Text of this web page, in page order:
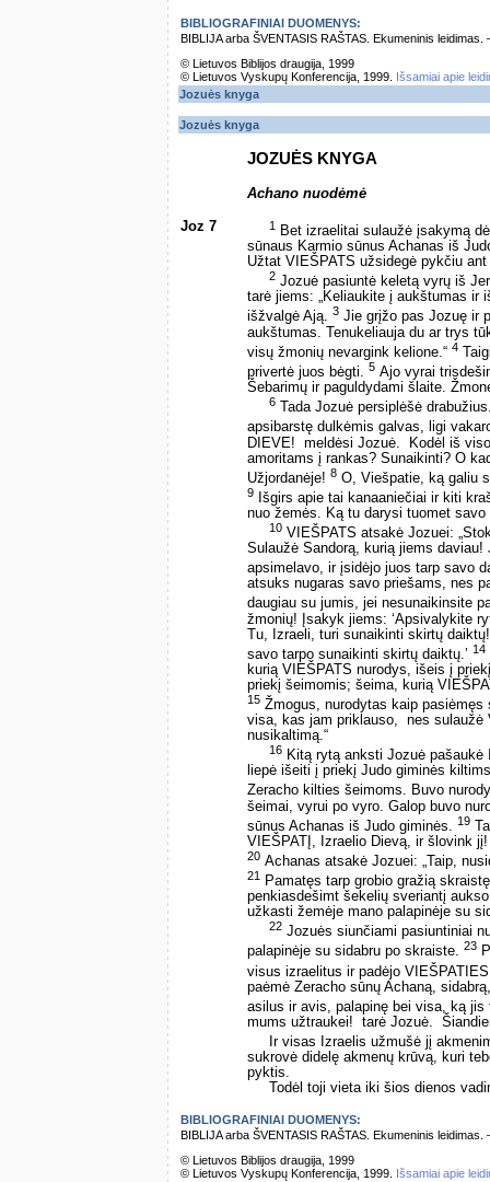
BIBLIOGRAFINIAI DUOMENYS:
BIBLIJA arba ŠVENTASIS RAŠTAS. Ekumeninis
© Lietuvos Biblijos draugija, 1999
© Lietuvos Vyskupų Konferencija, 1999.
Išsamiai apie
Jozuės knyga
Jozuės knyga
JOZUĖS KNYGA
Achano nuodėmė
Joz 7 1
Bet izraelitai sulaužė įsakymą
sūnaus Karmio sūnus Achanas iš
Užtat VIEŠPATS užsidegė pykčiu
2 Jozuė pasiuntė keletą vyrų iš
tarė jiems: „Keliaukite į aukštumas ir
išžvalgė Ają. 3 Jie grįžo pas Jozuę ir
aukštumas. Tenukeliauja du ar trys
visų žmonių nevargink kelione.“ 4
privertė juos bėgti. 5 Ajo vyrai
Šebarimų ir paguldydami šlaite.
6 Tada Jozuė persiplėšė
apsibarstę dulkėmis galvas, ligi
DIEVE! ­ meldėsi Jozuė. ­ Kodėl iš
amoritams į rankas? Sunaikinti? O
Užjordanėje! 8 O, Viešpatie, ką galiu
9 Išgirs apie tai kanaaniečiai ir kiti
nuo žemės. Ką tu darysi tuomet savo
10 VIEŠPATS atsakė Jozuei:
Sulaužė Sandorą, kurią jiems
apsimelavo, ir įsidėjo juos tarp savo
atsuks nugaras savo priešams, nes
daugiau su jumis, jei nesunaikinsite
žmonių! Įsakyk jiems: ‘Apsivalykite
Tu, Izraeli, turi sunaikinti skirtų
savo tarpo sunaikinti skirtų daiktų.’ 14
kurią VIEŠPATS nurodys, išeis į
priekį šeimomis; šeima, kurią
15 Žmogus, nurodytas kaip
visa, kas jam priklauso, ­ nes sulaužė
nusikaltimą.“
16 Kitą rytą anksti Jozuė
liepė išeiti į priekį Judo giminės
Zeracho kilties šeimoms. Buvo
šeimai, vyrui po vyro. Galop buvo
sūnus Achanas iš Judo giminės.
19
VIEŠPATĮ, Izraelio Dievą, ir šlovink
20 Achanas atsakė Jozuei: „Taip,
21
Pamatęs tarp grobio gražią
penkiasdešimt šekelių sveriantį
užkasti žemėje mano palapinėje su
22 Jozuės siunčiami pasiuntiniai
palapinėje su sidabru po skraiste. 23
visus izraelitus ir padėjo
paėmė Zeracho sūnų Achaną,
asilus ir avis, palapinę bei visa, ką
mums užtraukei! ­ tarė Jozuė.
Ir visas Izraelis užmušė jį
sukrovė didelę akmenų krūvą, kuri
pyktis.
Todėl toji vieta iki šios dienos
BIBLIOGRAFINIAI DUOMENYS:
BIBLIJA arba ŠVENTASIS RAŠTAS. Ekumeninis
© Lietuvos Biblijos draugija, 1999
© Lietuvos Vyskupų Konferencija, 1999.
Išsamiai apie